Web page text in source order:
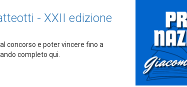
- XXII edizione
concorso e poter vincere fino a
completo qui.